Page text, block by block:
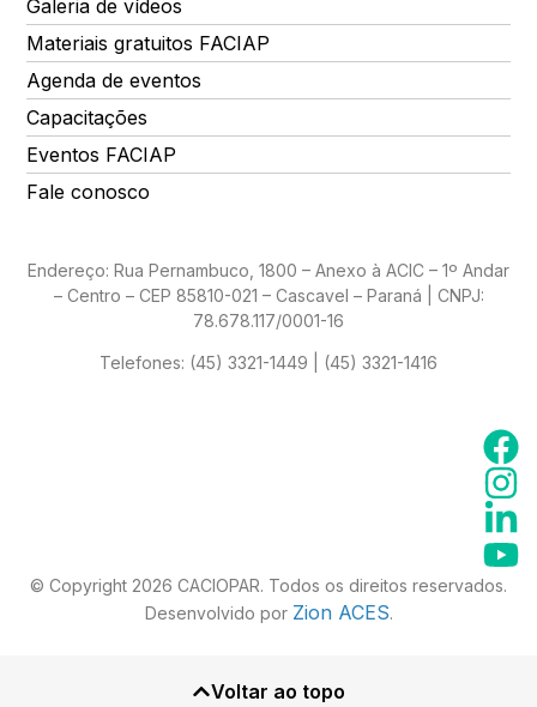
Galeria de vídeos
Materiais gratuitos FACIAP
Agenda de eventos
Capacitações
Eventos FACIAP
Fale conosco
Endereço: Rua Pernambuco, 1800 – Anexo à ACIC – 1º Andar
– Centro – CEP 85810-021 – Cascavel – Paraná | CNPJ:
78.678.117/0001-16
Telefones: (45) 3321-1449 | (45) 3321-1416
© Copyright 2026 CACIOPAR. Todos os direitos reservados.
Desenvolvido por Zion ACES.
Voltar ao topo